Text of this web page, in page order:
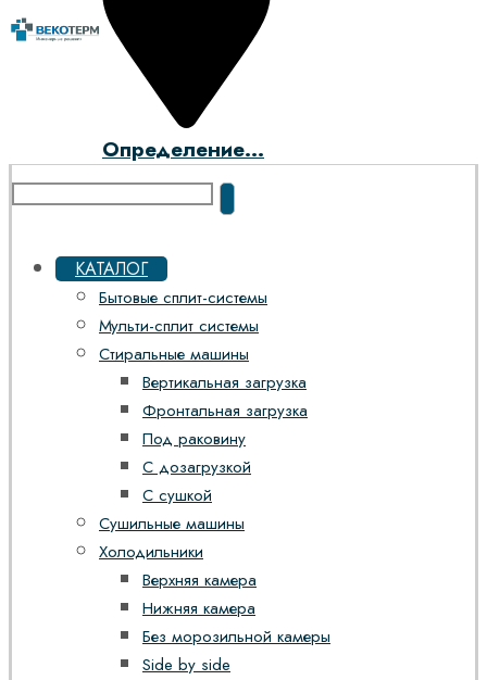
Определение...
КАТАЛОГ
Бытовые сплит-системы
Мульти-сплит системы
Стиральные машины
Вертикальная загрузка
Фронтальная загрузка
Под раковину
С дозагрузкой
С сушкой
Сушильные машины
Холодильники
Верхняя камера
Нижняя камера
Без морозильной камеры
Side by side